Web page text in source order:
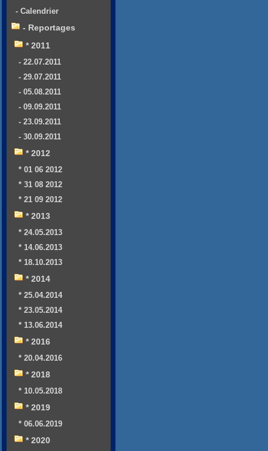
- Calendrier
- Reportages
* 2011
- 22.07.2011
- 29.07.2011
- 05.08.2011
- 09.09.2011
- 23.09.2011
- 30.09.2011
* 2012
* 01 06 2012
* 31 08 2012
* 21 09 2012
* 2013
* 24.05.2013
* 14.06.2013
* 18.10.2013
* 2014
* 25.04.2014
* 23.05.2014
* 13.06.2014
* 2016
* 20.04.2016
* 2018
* 10.05.2018
* 2019
* 06.06.2019
* 2020